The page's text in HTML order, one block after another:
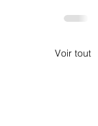
Voir tout